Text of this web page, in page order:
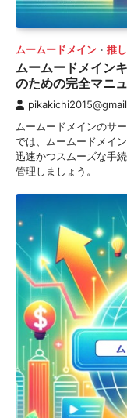
ムームードメイン 推
ムームードメイン
のための完全マニ
ムームードメインのサ
では、ムームードメイ
迅速かつスムーズな手
管理しましょう。